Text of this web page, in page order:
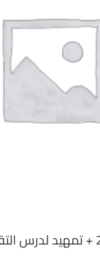
التزايد والتناقص 2 + تمهيد